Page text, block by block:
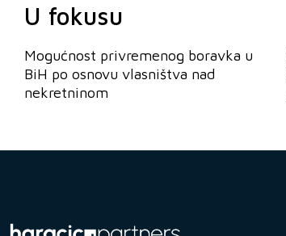
U fokusu
Mogućnost privremenog boravka u
BiH po osnovu vlasništva nad
nekretninom